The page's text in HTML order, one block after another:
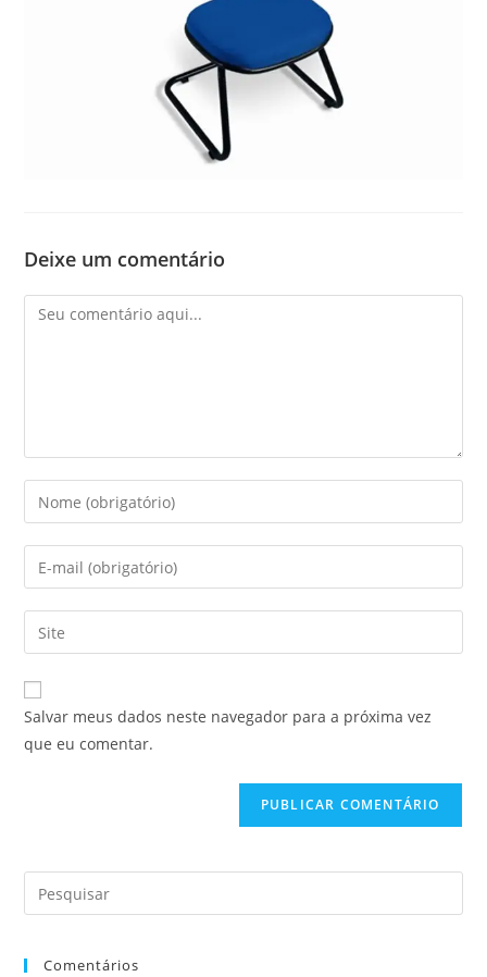
Deixe um comentário
Salvar meus dados neste navegador para a próxima vez
que eu comentar.
Comentários